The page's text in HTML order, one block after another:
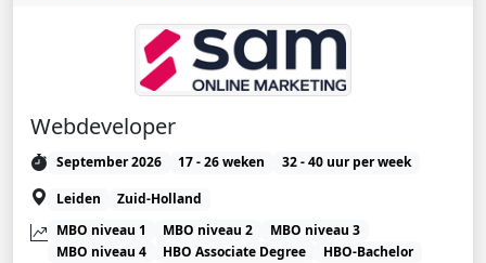
Webdeveloper
September 2026 17 - 26 weken
32 - 40 uur per week
Leiden
Zuid-Holland
MBO niveau 1
MBO niveau 2
MBO niveau 3
MBO niveau 4
HBO Associate Degree
HBO-Bachelor